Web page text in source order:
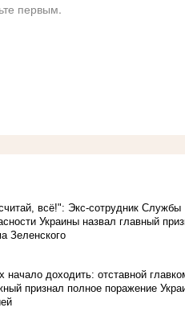
первым.
всё!": Экс-сотрудник Службы
Украины назвал главный
Зеленского
начало доходить: отставной
признал полное поражение